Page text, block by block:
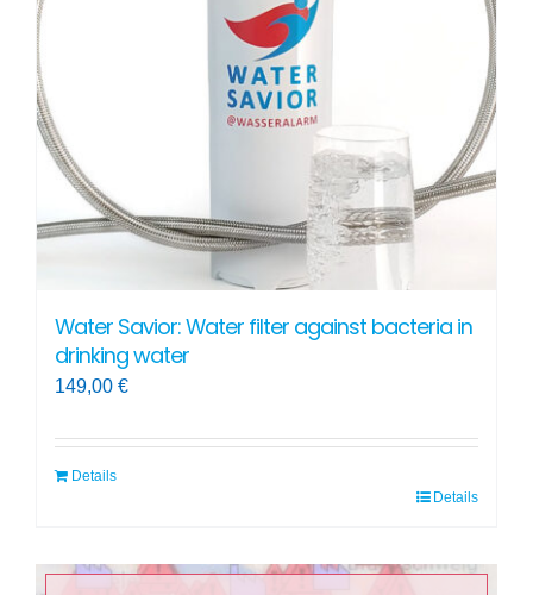
the
product
page
Water Savior: Water filter against bacteria in
drinking water
149,00 €
Details
Details